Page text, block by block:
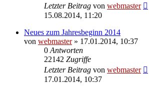
Letzter Beitrag von webmaster
15.08.2014, 11:20
Neues zum Jahresbeginn 2014
von webmaster» 17.01.2014, 10:37
0 Antworten
22142 Zugriffe
Letzter Beitrag von webmaster
17.01.2014, 10:37